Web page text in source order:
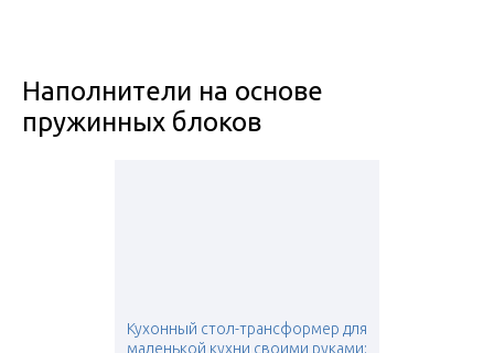
Наполнители на основе
пружинных блоков
Кухонный стол-трансформер для
маленькой кухни своими руками: